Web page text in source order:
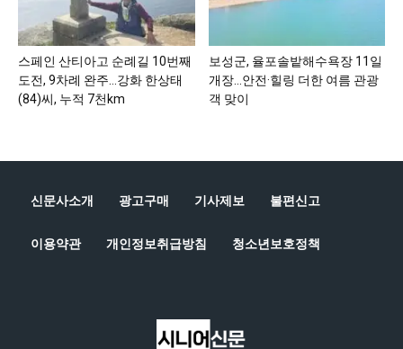
스페인 산티아고 순례길 10번째
도전, 9차례 완주…강화 한상태
(84)씨, 누적 7천km
보성군, 율포솔밭해수욕장 11일
개장…안전·힐링 더한 여름 관광
객 맞이
신문사소개 광고구매 기사제보 불편신고
이용약관 개인정보취급방침 청소년보호정책